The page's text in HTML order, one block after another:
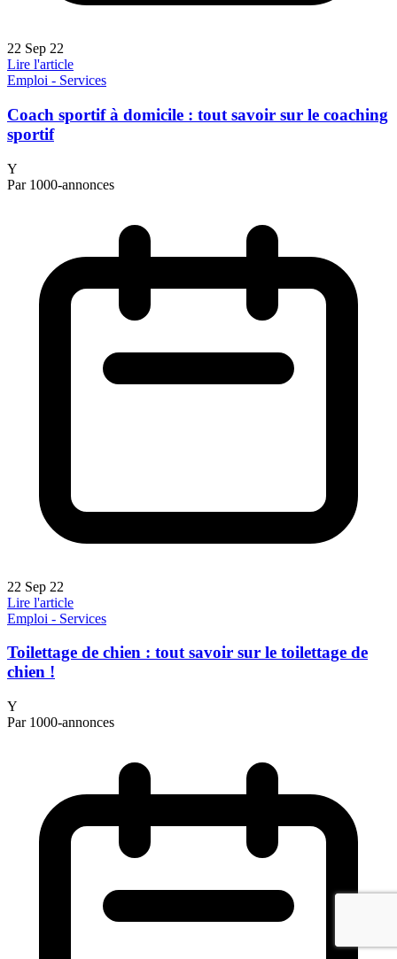
22 Sep 22
Lire l'article
Emploi - Services
Coach sportif à domicile : tout savoir sur le coaching
sportif
Y
Par 1000-annonces
22 Sep 22
Lire l'article
Emploi - Services
Toilettage de chien : tout savoir sur le toilettage de
chien !
Y
Par 1000-annonces